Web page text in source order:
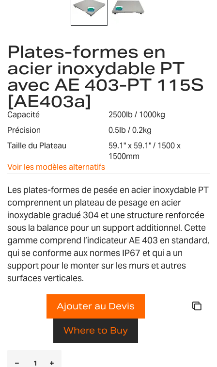
the
beginning
of
the
images
gallery
Plates-formes en
acier inoxydable PT
avec AE 403-PT 115S
[AE403a]
Capacité
2500lb / 1000kg
Précision
0.5lb / 0.2kg
Taille du Plateau
59.1" x 59.1" / 1500 x
1500mm
Voir les modèles alternatifs
Les plates-formes de pesée en acier inoxydable PT
comprennent un plateau de pesage en acier
inoxydable gradué 304 et une structure renforcée
sous la balance pour un support additionnel. Cette
gamme comprend l’indicateur AE 403 en standard,
qui se conforme aux normes IP67 et qui a un
support pour le monter sur les murs et autres
surfaces verticales.
Ajouter au Devis
Where to Buy